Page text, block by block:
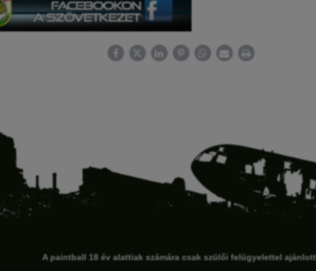
A paintball 18 év alattiak számára csak szülői felügyelettel